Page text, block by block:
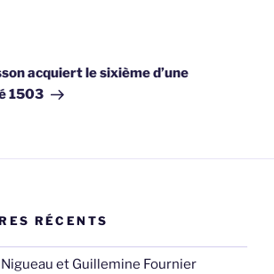
acquiert le sixième d’une
1503
RÉCENTS
et Guillemine Fournier